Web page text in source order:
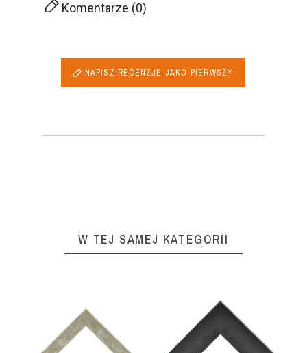
Komentarze (0)
NAPISZ RECENZJĘ JAKO PIERWSZY
W TEJ SAMEJ KATEGORII